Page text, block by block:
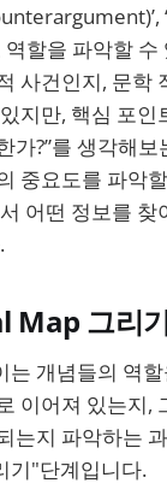
역할을 파악할 수
사건인지, 문학
지만, 핵심 포인
가?”를 생각해보
중요도를 파악
어떤 정보를 찾
Map 그리
는 개념들의 역
로 이어져 있는지,
는지 파악하는
기"단계입니다.